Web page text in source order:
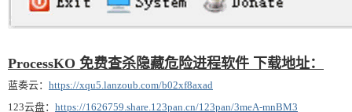
ProcessKO 免费查杀隐藏危险进程软件 下载地址：
蓝奏云： https://xqu5.lanzoub.com/b02xf8axad
123云盘： https://1626759.share.123pan.cn/123pan/3meA-mnBM3